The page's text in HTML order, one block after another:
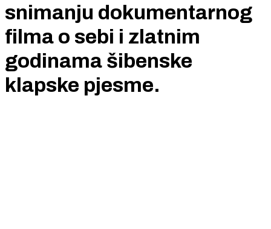
snimanju dokumentarnog
filma o sebi i zlatnim
godinama šibenske
klapske pjesme.